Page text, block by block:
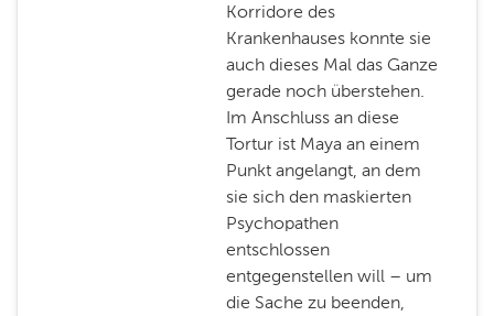
Korridore des
Krankenhauses konnte sie
auch dieses Mal das Ganze
gerade noch überstehen.
Im Anschluss an diese
Tortur ist Maya an einem
Punkt angelangt, an dem
sie sich den maskierten
Psychopathen
entschlossen
entgegenstellen will – um
die Sache zu beenden,